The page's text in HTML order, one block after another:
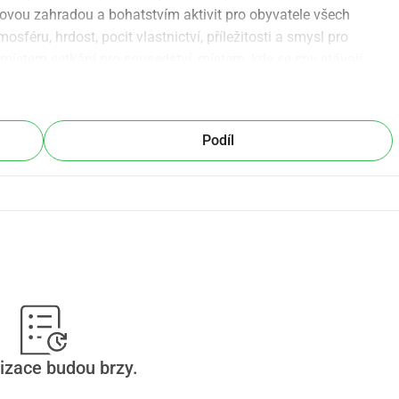
zahradou a bohatstvím aktivit pro obyvatele všech
hrdost, pocit vlastnictví, příležitosti a smysl pro
financování na realizaci monumentální skleněné
která je centrem veškeré komunitní činnosti kolem
která prokázala soudržnost a odolnost po desetiletí
dále vzkvétat.
jejíž monumentální malby, instalace a prostorová díla
Podíl
budou brzy.